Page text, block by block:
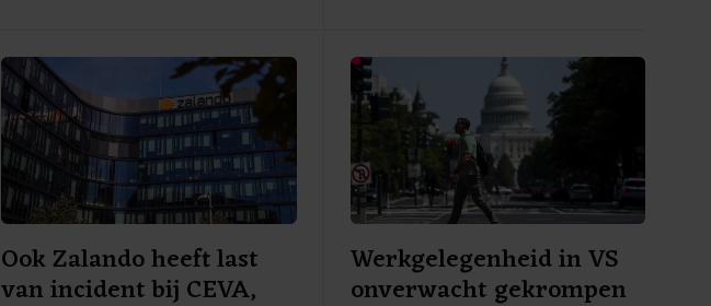
belangrijke Amerikaanse
banenrapport, dat veel zwakker uitviel
dan verwacht.
Ook Zalando heeft last
van incident bij CEVA,
Werkgelegenheid in VS
onverwacht gekrompen